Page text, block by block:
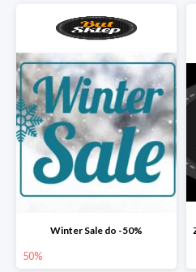
Winter Sale do -50%
50%